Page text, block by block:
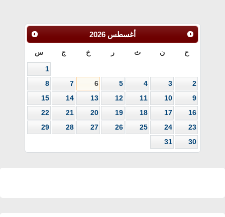
أغسطس 2026
ح ن ث ر خ ج س
1
2
3
4
5
6
7
8
9
10
11
12
13
14
15
16
17
18
19
20
21
22
23
24
25
26
27
28
29
30
31